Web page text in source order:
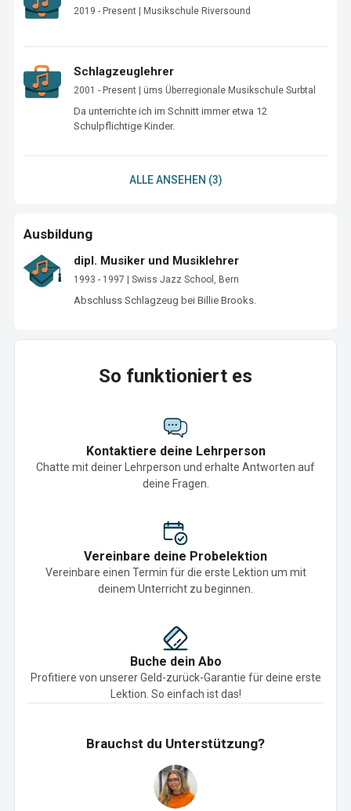
2019 - Present | Musikschule Riversound
Schlagzeuglehrer
2001 - Present | üms Überregionale Musikschule Surbtal
Da unterrichte ich im Schnitt immer etwa 12
Schulpflichtige Kinder.
ALLE ANSEHEN (3)
Ausbildung
dipl. Musiker und Musiklehrer
1993 - 1997 | Swiss Jazz School, Bern
Abschluss Schlagzeug bei Billie Brooks.
So funktioniert es
Kontaktiere deine Lehrperson
Chatte mit deiner Lehrperson und erhalte Antworten auf
deine Fragen.
Vereinbare deine Probelektion
Vereinbare einen Termin für die erste Lektion um mit
deinem Unterricht zu beginnen.
Buche dein Abo
Profitiere von unserer Geld-zurück-Garantie für deine erste
Lektion. So einfach ist das!
Brauchst du Unterstützung?